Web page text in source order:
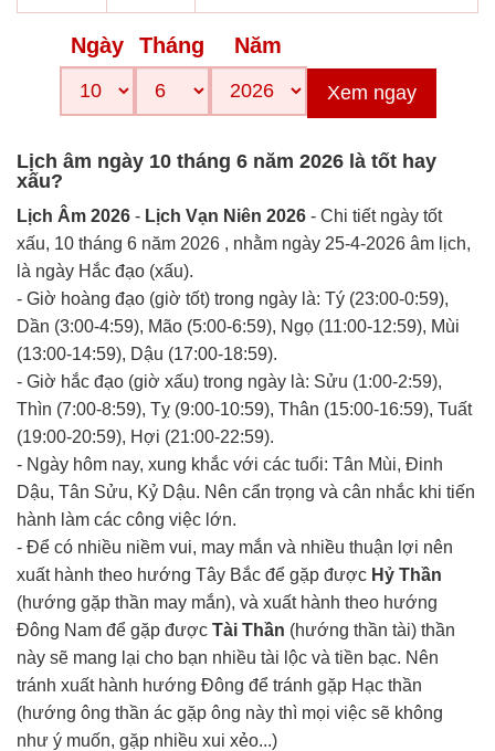
Ngày Tháng Năm
Xem ngay
Lịch âm ngày 10 tháng 6 năm 2026 là tốt hay
xấu?
Lịch Âm 2026 - Lịch Vạn Niên 2026 - Chi tiết ngày tốt
xấu, 10 tháng 6 năm 2026 , nhằm ngày 25-4-2026 âm lịch,
là ngày Hắc đạo (xấu).
- Giờ hoàng đạo (giờ tốt) trong ngày là: Tý (23:00-0:59),
Dần (3:00-4:59), Mão (5:00-6:59), Ngọ (11:00-12:59), Mùi
(13:00-14:59), Dậu (17:00-18:59).
- Giờ hắc đạo (giờ xấu) trong ngày là: Sửu (1:00-2:59),
Thìn (7:00-8:59), Tỵ (9:00-10:59), Thân (15:00-16:59), Tuất
(19:00-20:59), Hợi (21:00-22:59).
- Ngày hôm nay, xung khắc với các tuổi: Tân Mùi, Đinh
Dậu, Tân Sửu, Kỷ Dậu. Nên cẩn trọng và cân nhắc khi tiến
hành làm các công việc lớn.
- Để có nhiều niềm vui, may mắn và nhiều thuận lợi nên
xuất hành theo hướng Tây Bắc để gặp được Hỷ Thần
(hướng gặp thần may mắn), và xuất hành theo hướng
Đông Nam để gặp được Tài Thần (hướng thần tài) thần
này sẽ mang lại cho bạn nhiều tài lộc và tiền bạc. Nên
tránh xuất hành hướng Đông để tránh gặp Hạc thần
(hướng ông thần ác gặp ông này thì mọi việc sẽ không
như ý muốn, gặp nhiều xui xẻo...)